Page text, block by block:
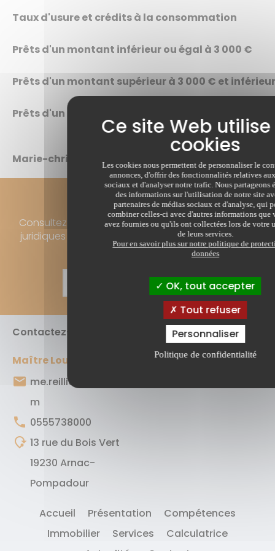
Taux d'usure et crédits à la consommation
Prêts d'un montant inférieur ou égal à 3 000 €
Prêts d'un montant supérieur à 3 000 € et
Prêts d'un montant supérieur à 6 000 €
Marie-christine Ménoire
Newsletter
Consultez les dernières informations immobilières,
juridiques et fiscales. Recevez gratuitement notre
newsletter juridique.
info
Entrez votre adresse mail send
Contactez-nous
Maître Louis Reillier
email me.reillier@gmail.co
m
phone 0555738000
mode_of_travel 13 rue du Bois Vert
19230 Arnac-
Pompadour
Accueil Présentation
Compétences
Immobilier
Services
Calculatrice
Les cookies nous permettent de personnaliser le
annonces, d'offrir des fonctionnalités relatives
sociaux et d'analyser notre trafic. Nous partageons
des informations sur l'utilisation de notre site
partenaires de médias sociaux et d'analyse, qui
combiner celles-ci avec d'autres informations que
avez fournies ou qu'ils ont collectées lors de votre
de leurs services.
Pour en savoir plus sur notre politique de
données
OK, tout accepter
Tout refuser
Personnaliser
Politique de confidentialité